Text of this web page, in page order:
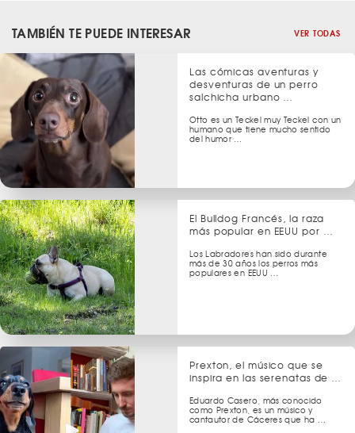
TAMBIÉN TE PUEDE INTERESAR VER TODAS
Las cómicas aventuras y
desventuras de un perro
salchicha urbano …
Otto es un Teckel muy Teckel con un
humano que tiene mucho sentido
del humor …
El Bulldog Francés, la raza
más popular en EEUU por …
Los Labradores han sido durante
más de 30 años los perros más
populares en EEUU …
Prexton, el músico que se
inspira en las serenatas de …
Eduardo Casero, más conocido
como Prexton, es un músico y
cantautor de Cáceres que ha …